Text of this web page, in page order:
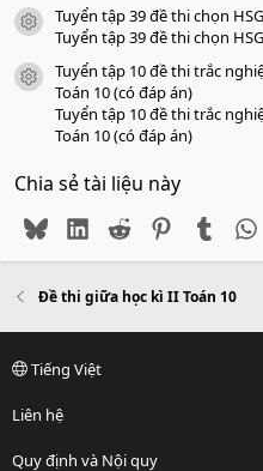
icon tài liệu
Tuyển tập 39 đề thi chọn
Tuyển tập 39 đề thi chọn
icon tài liệu
Tuyển tập 10 đề thi trắc
Toán 10 (có đáp án)
Tuyển tập 10 đề thi trắc
Toán 10 (có đáp án)
Chia sẻ tài liệu này
BlueskyLinkedIn
Reddit PinterestTumblr
Đề thi giữa học kì II Toán 10
Tiếng Việt
Liên hệ
Quy định và Nội quy